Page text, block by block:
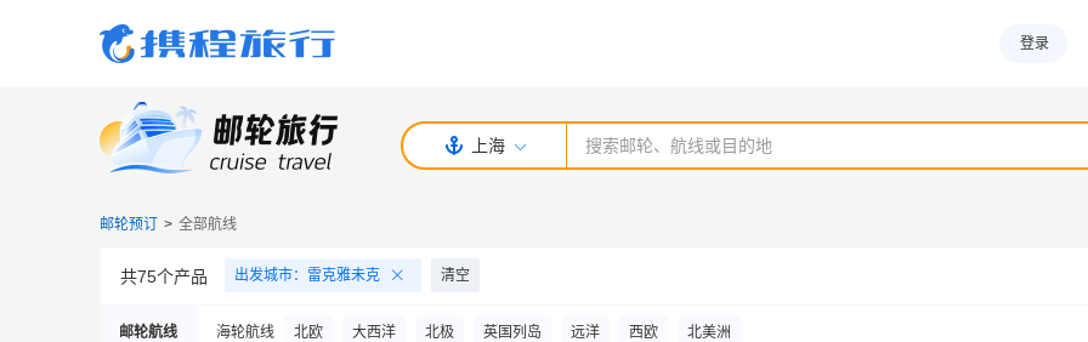
登录
上海
邮轮预订 > 全部航线
共75个产品 出发城市： 雷克雅未克 清空
邮轮航线 海轮航线 北欧 大西洋 北极 英国列岛 远洋 西欧 北美洲